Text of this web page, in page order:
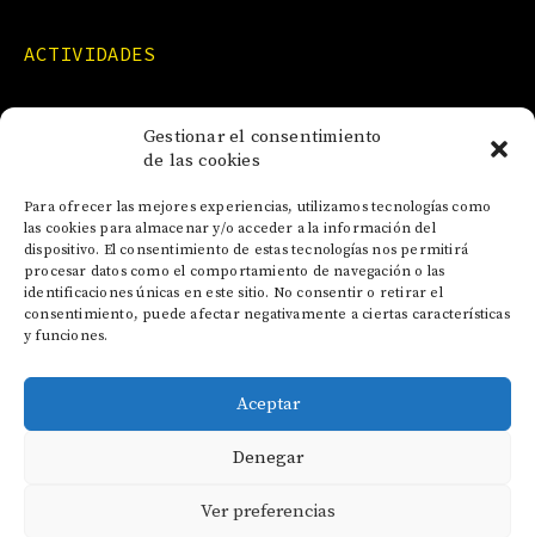
Gestionar el consentimiento
de las cookies
Para ofrecer las mejores experiencias, utilizamos tecnologías como
las cookies para almacenar y/o acceder a la información del
dispositivo. El consentimiento de estas tecnologías nos permitirá
procesar datos como el comportamiento de navegación o las
identificaciones únicas en este sitio. No consentir o retirar el
consentimiento, puede afectar negativamente a ciertas características
y funciones.
Aceptar
Denegar
Ver preferencias
ACTIVIDADES
CONTACTO
POLÍTICA DE COOKIES
POLÍTICA DE PRIVACIDAD